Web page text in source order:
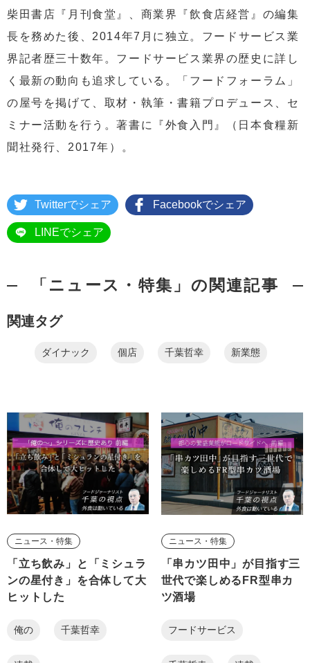
柴田書店『月刊食堂』、商業界『飲食店経営』の編集
長を務めた後、2014年7月に独立。フードサービス業
界記者歴三十数年。フードサービス業界の歴史に詳し
く最新の動向も追求している。「フードフォーラム」
の屋号を掲げて、取材・執筆・書籍プロデュース、セ
ミナー活動を行う。著書に『外食入門』（日本食糧新
聞社発行、2017年）。
Twitterでシェア Facebookでシェア
LINEでシェア
「ニュース・特集」の関連記事
関連タグ
ダイナック 個店 千葉哲幸 新業態
ニュース・特集
「立ち飲み」と「ミシュラ
ンの星付き」を合体して大
ヒットした
俺の 千葉哲幸
ニュース・特集
「串カツ田中」が目指す三
世代で楽しめるFR型串カ
ツ酒場
フードサービス